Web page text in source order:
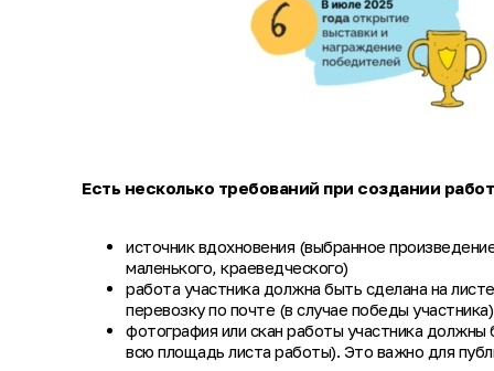
Есть несколько требований при создании
источник вдохновения (выбранное
маленького, краеведческого)
работа участника должна быть сделана на
перевозку по почте (в случае победы
фотография или скан работы участника
всю площадь листа работы). Это важно для